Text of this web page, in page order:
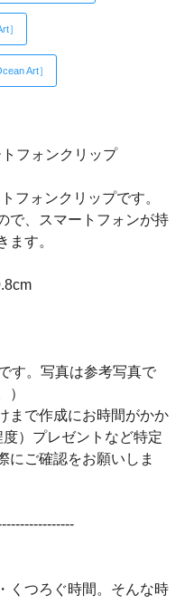
］
Art］
トフォンクリップ
フォンクリップです。
で、スマートフォンが持
ます。
す。写真は参考写真で
）
まで作成にお時間がかか
）プレゼントなど特定
にご確認をお願いしま
くつろぐ時間。そんな時